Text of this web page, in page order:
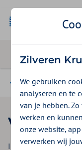
Beleid & contract
Inkoopbeleid GGZ
Zilveren
We gebruiken
analyseren en te
van je hebben.
werken en
onze website,
verwerken wij